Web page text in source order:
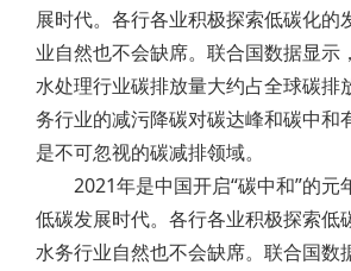
展时代。各行各业积极探索低碳化的
业自然也不会缺席。联合国数据显示
水处理行业碳排放量大约占全球碳排
务行业的减污降碳对碳达峰和碳中和
是不可忽视的碳减排领域。
2021年是中国开启“碳中和”的元
低碳发展时代。各行各业积极探索低
水务行业自然也不会缺席。联合国数